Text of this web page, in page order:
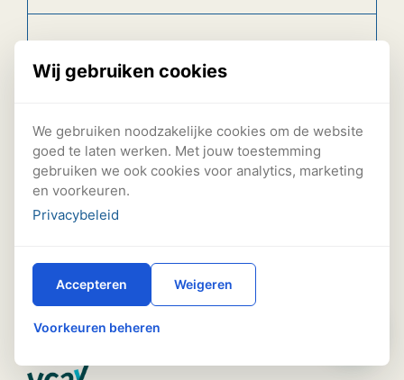
Wil jij de beste service voor de beste prijs?
hebben veel ervaring met schoonmaak op
grote schaal en maken alleen gebruik van de
beste gereedschappen.
Wij gebruiken cookies
We gebruiken noodzakelijke cookies om de website
goed te laten werken. Met jouw toestemming
gebruiken we ook cookies voor analytics, marketing
en voorkeuren.
Privacybeleid
Accepteren Weigeren
Voorkeuren beheren